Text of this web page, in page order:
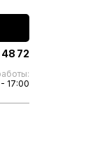
72
17:00